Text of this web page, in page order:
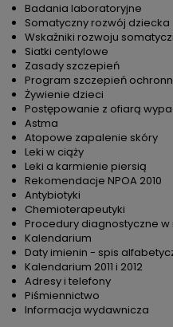
Badania laboratoryjne
Somatyczny rozwój dziecka
Wskaźniki rozwoju
Siatki centylowe
Zasady szczepień
Program szczepień
Żywienie dzieci
Postępowanie z ofiarą
Astma
Atopowe zapalenie skóry
Leki w ciąży
Leki a karmienie piersią
Rekomendacje NPOA 2010
Antybiotyki
Chemioterapeutyki
Procedury diagnostyczne
Kalendarium
Daty imienin - spis
Kalendarium 2011 i 2012
Adresy i telefony
Piśmiennictwo
Informacja wydawnicza